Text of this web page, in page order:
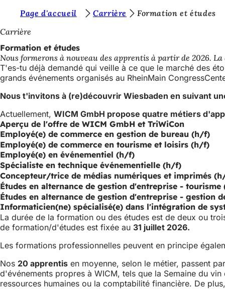
Accéder au contenu
o
u
s
ê
t
e
s
i
c
i
:
Page d'accueil Carrière
Formation et études
Carrière
Formation et études
Nous formerons à nouveau des apprentis à partir de 2026.
T'es-tu déjà demandé qui veille à ce que le marché des
grands événements organisés au RheinMain
Nous t'invitons à (re)découvrir Wiesbaden en suivant
Actuellement, WICM GmbH propose quatre métiers
Aperçu de l'offre de WICM GmbH et TriWiCon
Employé(e) de commerce en gestion de bureau (h/f)
Employé(e) de commerce en tourisme et loisirs (h/f)
Employé(e) en événementiel (h/f)
Spécialiste en technique événementielle (h/f)
Concepteur/trice de médias numériques et imprimés
Études en alternance de gestion d'entreprise -
Études en alternance de gestion d'entreprise - gestion
Informaticien(ne) spécialisé(e) dans l'intégration de
La durée de la formation ou des études est de deux ou
de formation/d'études est fixée au 31 juillet 2026.
Les formations professionnelles peuvent en principe
Nos 20 apprentis en moyenne, selon le métier, passent
d'événements propres à WICM, tels que la Semaine du
ressources humaines ou la comptabilité financière. De